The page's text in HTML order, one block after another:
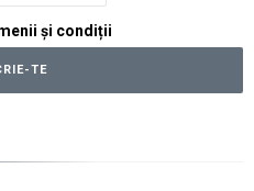
și condiții